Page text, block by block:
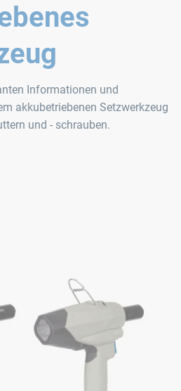
Informationen und
akkubetriebenen Setzwerkzeug
und - schrauben.